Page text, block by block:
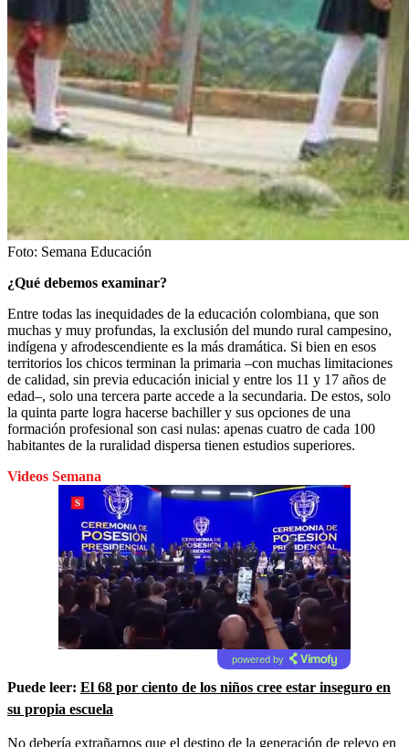
Foto: Semana Educación
¿Qué debemos examinar?
Entre todas las inequidades de la educación colombiana, que son
muchas y muy profundas, la exclusión del mundo rural campesino,
indígena y afrodescendiente es la más dramática. Si bien en esos
territorios los chicos terminan la primaria –con muchas limitaciones
de calidad, sin previa educación inicial y entre los 11 y 17 años de
edad–, solo una tercera parte accede a la secundaria. De estos, solo
la quinta parte logra hacerse bachiller y sus opciones de una
formación profesional son casi nulas: apenas cuatro de cada 100
habitantes de la ruralidad dispersa tienen estudios superiores.
Videos Semana
powered by
Puede leer: El 68 por ciento de los niños cree estar inseguro en
su propia escuela
No debería extrañarnos que el destino de la generación de relevo en